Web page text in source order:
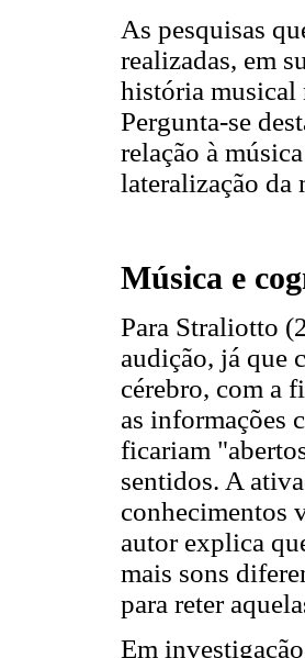
As pesquisas
realizadas, em
história musical
Pergunta-se
relação à
lateralização da
Música e
Para Straliotto
audição, já que
cérebro, com a
as informações
ficariam
sentidos. A
conhecimentos
autor explica
mais sons
para reter
Em